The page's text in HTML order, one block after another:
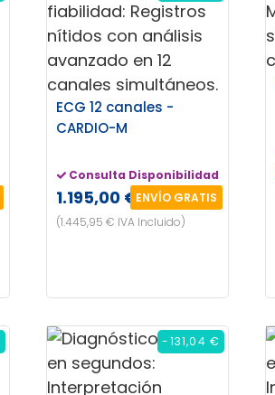
ECG 12 canales -
CARDIO-M
Consulta Disponibilidad
1.195,00 €ENVÍO GRATIS
(1.445,95 € IVA Incluido)
-131,04 €